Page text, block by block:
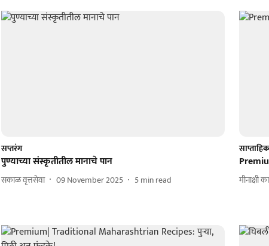
सप्तरंग
पुण्याच्या संस्कृतीतील मानाचे पान
सकाळ वृत्तसेवा 09 November 2025 5min read
साप्ताहिक
मीनाक्षी